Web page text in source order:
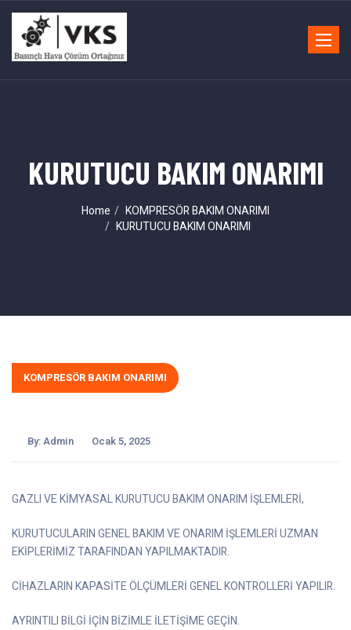
Toggle
KURUTUCU BAKIM ONARIMI
Home
KOMPRESÖR BAKIM ONARIMI
KURUTUCU BAKIM ONARIMI
KOMPRESÖR BAKIM ONARIMI
By:Admin Ocak 5, 2025
GAZLI VE KİMYASAL KURUTUCU BAKIM ONARIM İŞLEMLERİ,
KURUTUCULARIN GENEL BAKIM VE ONARIM İŞLEMLERİ UZMAN
EKİPLERİMİZ TARAFINDAN YAPILMAKTADIR.
CİHAZLARIN KAPASİTE ÖLÇÜMLERİ GENEL KONTROLLERİ YAPILIR.
AYRINTILI BİLGİ İÇİN BİZİMLE İLETİŞİME GEÇİN.